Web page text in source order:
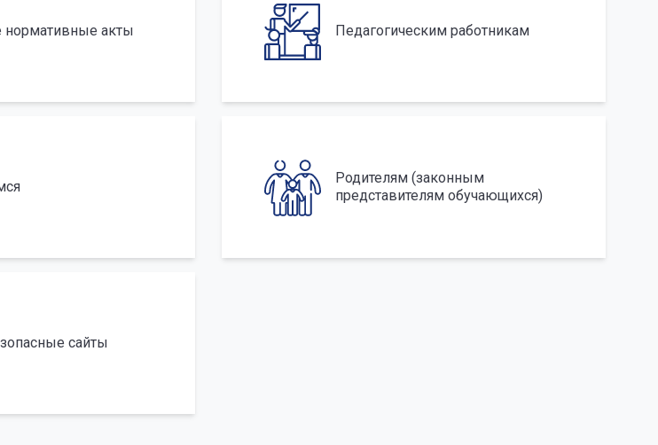
акты Педагогическим работникам
Родителям (законным
представителям обучающихся)
сайты